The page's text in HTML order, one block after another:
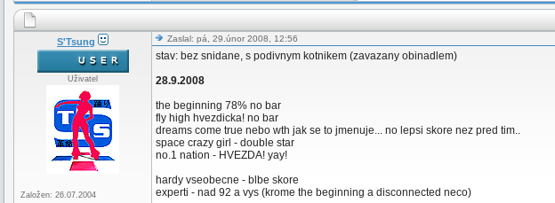
S'Tsung
Uživatel
Založen: 26.07.2004
Zaslal: pá, 29.únor 2008, 12:56
stav: bez snidane, s podivnym kotnikem (zavazany obinadlem)
28.9.2008
the beginning 78% no bar
fly high hvezdicka! no bar
dreams come true nebo wth jak se to jmenuje... no lepsi skore nez pred tim..
space crazy girl - double star
no.1 nation - HVEZDA! yay!
hardy vseobecne - blbe skore
experti - nad 92 a vys (krome the beginning a disconnected neco)